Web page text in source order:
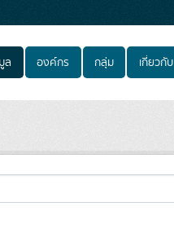
ล องค์กร กลุ่ม เกี่ยวกับ